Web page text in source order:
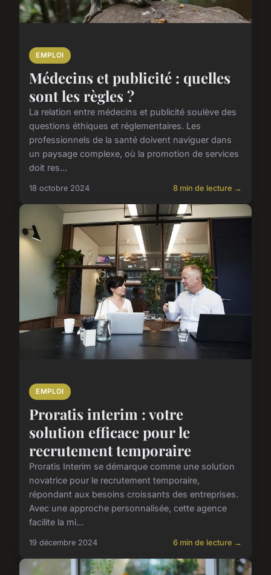
EMPLOI
Médecins et publicité : quelles
sont les règles ?
La relation entre médecins et publicité soulève des
questions éthiques et réglementaires. Les
professionnels de la santé doivent naviguer dans
un paysage complexe, où la promotion de services
doit res...
18 octobre 2024 8 min de lecture →
EMPLOI
Proratis interim : votre
solution efficace pour le
recrutement temporaire
Proratis Interim se démarque comme une solution
novatrice pour le recrutement temporaire,
répondant aux besoins croissants des entreprises.
Avec une approche personnalisée, cette agence
facilite la mi...
19 décembre 2024 6 min de lecture →